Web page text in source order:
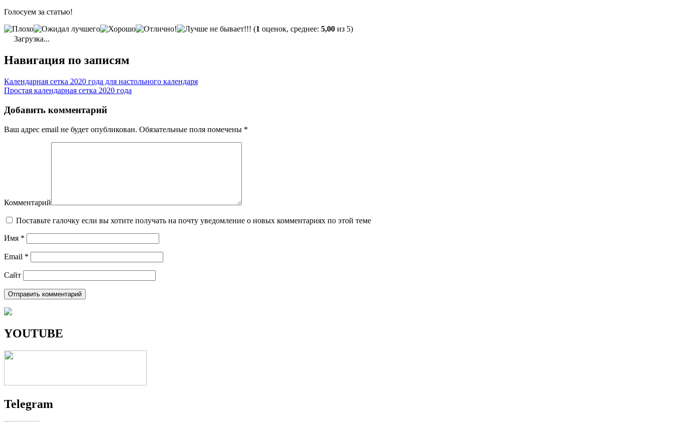
Голосуем за статью!
(1 оценок, среднее: 5,00 из 5)
Загрузка...
Навигация по записям
Календарная сетка 2020 года для настольного календаря
Простая календарная сетка 2020 года
Добавить комментарий
Ваш адрес email не будет опубликован. Обязательные поля помечены *
Комментарий
Поставьте галочку если вы хотите получать на почту уведомление о новых комментариях по этой теме
Имя *
Email *
Сайт
YOUTUBE
Telegram